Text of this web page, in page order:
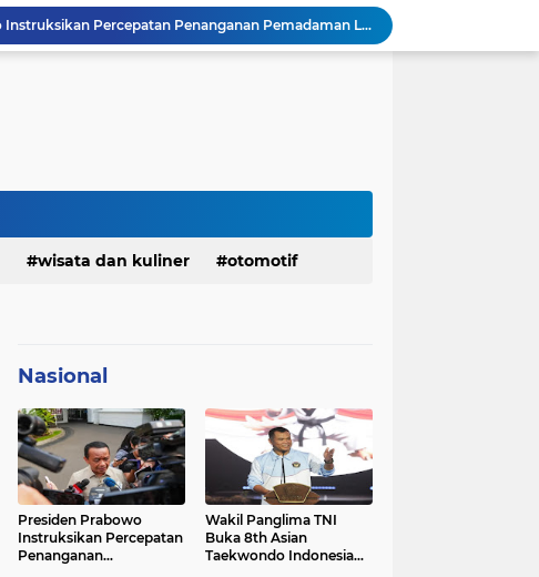
Presiden Prabowo Instruksikan Percepatan Penanganan Pemadaman Listrik & Jaga Stabilitas Harga BBM
BAZNAS Jabar Salurkan Program Berbagi Daging dari Zakat Pengguna BRImo untuk Masyarakat Desa Ciririp Purwakarta
Pemkot Siapkan 100 Armada Pengangkut Sampah Bila TPPAS Legok Nangka Beroperasi
wisata dan kuliner otomotif
Nasional
Presiden Prabowo
Instruksikan Percepatan
Penanganan
Wakil Panglima TNI
Buka 8th Asian
Taekwondo Indonesia